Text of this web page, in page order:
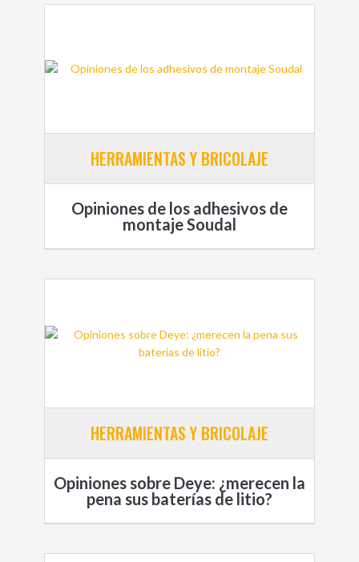
HERRAMIENTAS Y BRICOLAJE
Opiniones de los adhesivos de
montaje Soudal
HERRAMIENTAS Y BRICOLAJE
Opiniones sobre Deye: ¿merecen la
pena sus baterías de litio?